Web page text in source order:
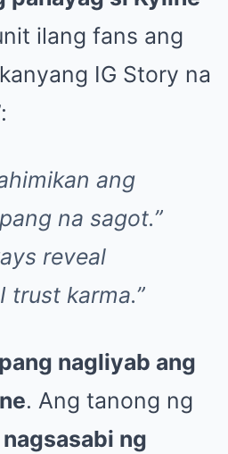
ilang fans ang
IG Story na
ang
na sagot.”
reveal
trust karma.”
nagliyab ang
. Ang tanong ng
ng